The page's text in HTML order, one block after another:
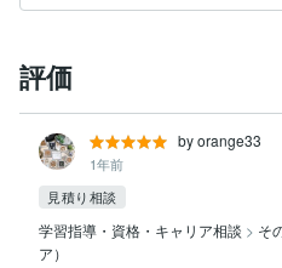
評価
by orange33
1年前
見積り相談
学習指導・資格・キャリア相談 > そ
ア）